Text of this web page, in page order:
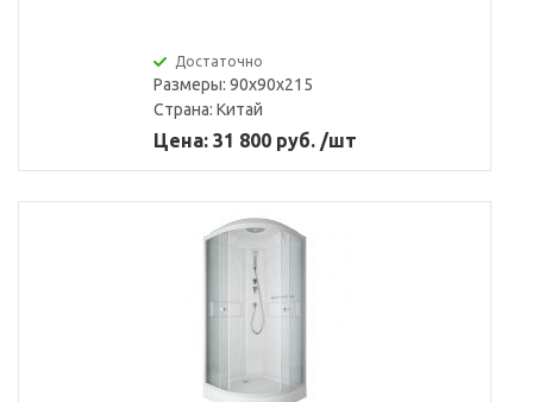
Достаточно
Размеры: 90x90x215
Страна: Китай
Цена: 31 800 руб. /шт